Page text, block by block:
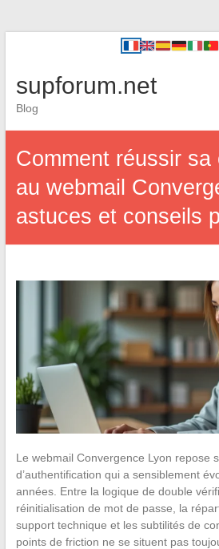
supforum.net
Blog
Comment réussir sa
au webmail
astuces et conseils
Le webmail Convergence Lyon repose
d’authentification qui a sensiblement
années. Entre la logique de double
réinitialisation de mot de passe, la
support technique et les subtilités de
points de friction ne se situent pas